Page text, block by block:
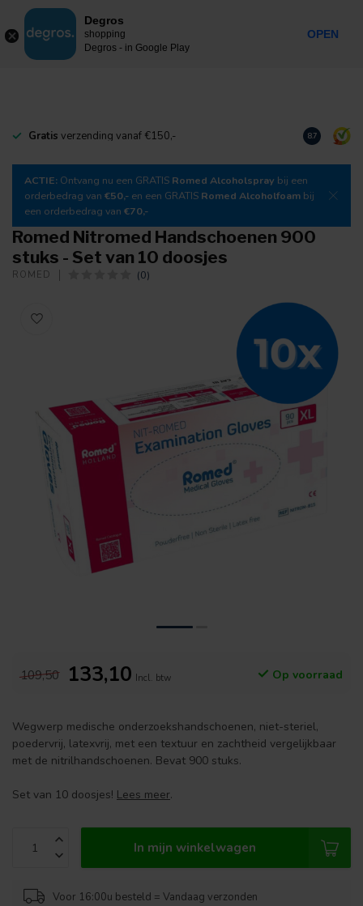
MENU
Gratis verzending vanaf €150,- Download
8.7
ACTIE: Ontvang nu een GRATIS Romed Alcoholspray bij een
orderbedrag van €50,- en een GRATIS Romed Alcoholfoam bij
een orderbedrag van €70,-
Romed Nitromed Handschoenen 900
stuks - Set van 10 doosjes
ROMED (0)
109,50 133,10 Incl. btw Op voorraad
Wegwerp medische onderzoekshandschoenen, niet-steriel,
poedervrij, latexvrij, met een textuur en zachtheid vergelijkbaar
met de nitrilhandschoenen. Bevat 900 stuks.
Set van 10 doosjes! Lees meer.
In mijn winkelwagen
Voor 16:00u besteld = Vandaag verzonden
Degros
shopping
Degros - in Google Play
OPEN